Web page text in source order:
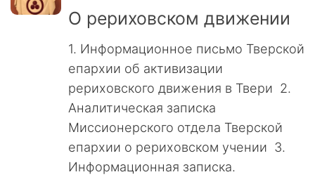
О рериховском движении
1. Информационное письмо Тверской
епархии об активизации
рериховского движения в Твери 2.
Аналитическая записка
Миссионерского отдела Тверской
епархии о рериховском учении 3.
Информационная записка.